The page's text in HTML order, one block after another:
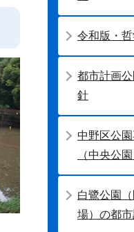
令和版・
都市計画
針
中野区公
（中央公
白鷺公園
場）の都